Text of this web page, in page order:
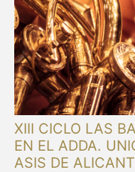
XIII CICLO LAS
EN EL ADDA.
ASIS DE